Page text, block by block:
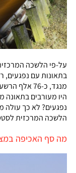
מנגד, כ-76
היו מעורבים בתאונה
נפגעים? לא כך עולה
הלשכה המרכזית
מה סף האכיפה